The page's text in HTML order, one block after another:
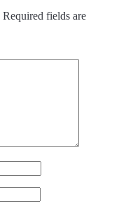
Required fields are